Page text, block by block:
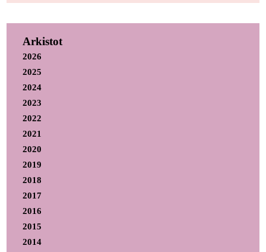
Arkistot
2026
2025
2024
2023
2022
2021
2020
2019
2018
2017
2016
2015
2014